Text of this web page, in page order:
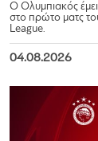
Ο Ολυμπιακός
στο πρώτο ματς
League.
04.08.2026